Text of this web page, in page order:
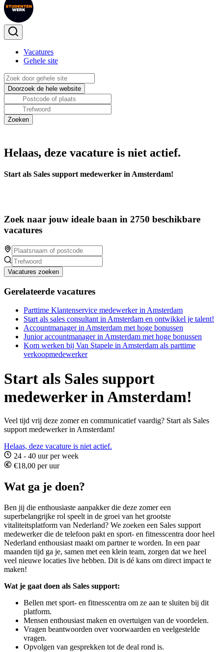
Vacatures
Gehele site
Helaas, deze vacature is niet actief.
Start als Sales support medewerker in Amsterdam!
Zoek naar jouw ideale baan in 2750 beschikbare
vacatures
Vacatures zoeken
Gerelateerde vacatures
Parttime Klantenservice medewerker in Amsterdam
Start als sales consultant in Amsterdam en ontwikkel je talent!
Accountmanager in Amsterdam met hoge bonussen
Junior accountmanager in Amsterdam met hoge bonussen
Kom werken bij Van Stapele in Amsterdam als parttime
verkoopmedewerker
Start als Sales support
medewerker in Amsterdam!
Veel tijd vrij deze zomer en communicatief vaardig? Start als Sales
support medewerker in Amsterdam!
Helaas, deze vacature is niet actief.
24 - 40 uur per week
€18,00 per uur
Wat ga je doen?
Ben jij die enthousiaste aanpakker die deze zomer een
superbelangrijke rol speelt in de groei van het grootste
vitaliteitsplatform van Nederland? We zoeken een Sales support
medewerker die de telefoon pakt en sport- en fitnesscentra door heel
Nederland enthousiast maakt om partner te worden. In een paar
maanden tijd ga je, samen met een klein team, zorgen dat we heel
veel nieuwe locaties live hebben. Dit is dé kans om direct impact te
maken!
Wat je gaat doen als Sales support:
Bellen met sport- en fitnesscentra om ze aan te sluiten bij dit
platform.
Mensen enthousiast maken en overtuigen van de voordelen.
Vragen beantwoorden over voorwaarden en veelgestelde
vragen.
Opvolgen van gesprekken tot de deal rond is.